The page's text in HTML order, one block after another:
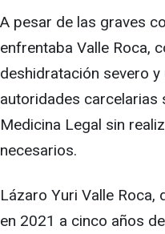
A pesar de las graves
enfrentaba Valle Roca,
deshidratación severo
autoridades carcelarias
Medicina Legal sin
necesarios.
Lázaro Yuri Valle Roca,
en 2021 a cinco años